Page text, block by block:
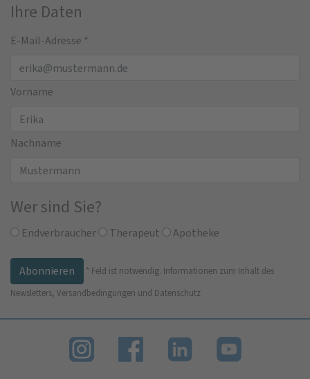
Ihre Daten
E-Mail-Adresse *
Vorname
Nachname
Wer sind Sie?
Endverbraucher Therapeut Apotheke
* Feld ist notwendig. Informationen zum Inhalt des
Newsletters, Versandbedingungen und Datenschutz